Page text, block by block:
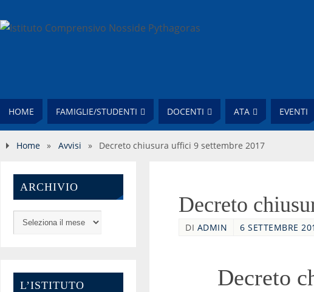
HOME FAMIGLIE/STUDENTI DOCENTI ATA EVENTI
Home » Avvisi » Decreto chiusura uffici 9 settembre 2017
Decreto
DI ADMIN 6 SETTEMBRE
Decreto
ARCHIVIO
L’ISTITUTO